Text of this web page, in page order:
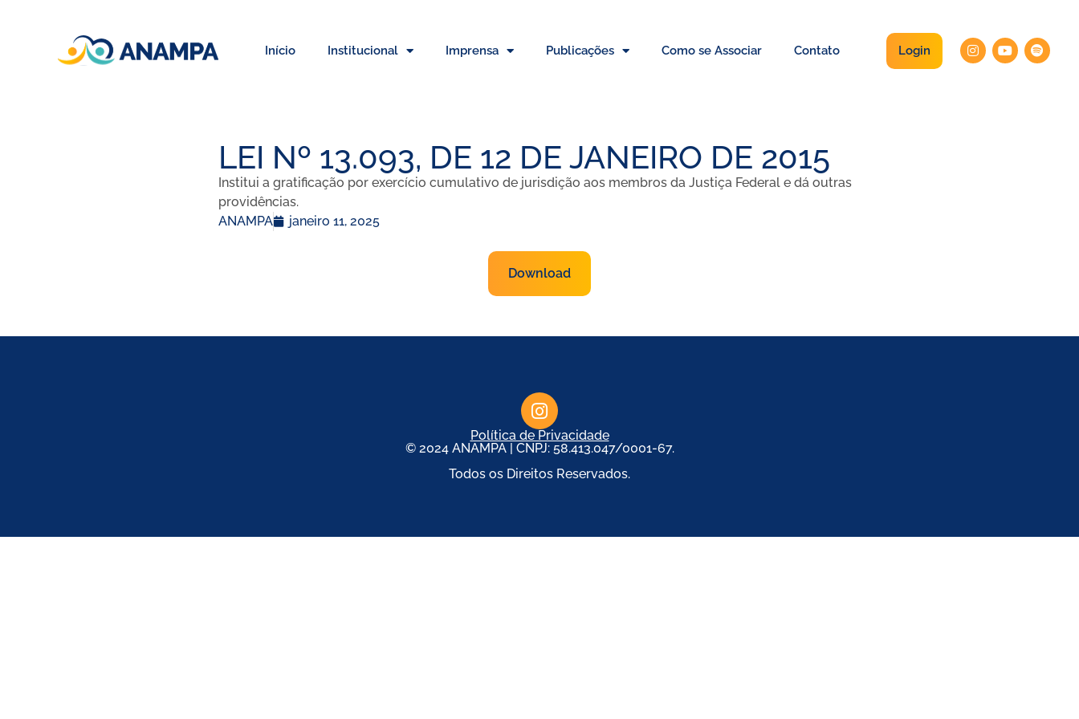
Início Institucional Imprensa Publicações Como se Associar Contato Login
LEI Nº 13.093, DE 12 DE JANEIRO DE 2015
Institui a gratificação por exercício cumulativo de jurisdição aos membros da Justiça Federal e dá outras
providências.
ANAMPA
janeiro 11, 2025
Download
Política de Privacidade
© 2024 ANAMPA | CNPJ: 58.413.047/0001-67.
Todos os Direitos Reservados.